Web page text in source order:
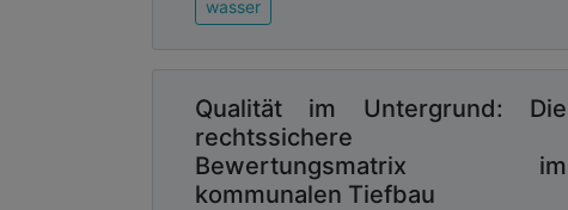
wasser
Qualität im Untergrund: Die
rechtssichere
Bewertungsmatrix im
kommunalen Tiefbau